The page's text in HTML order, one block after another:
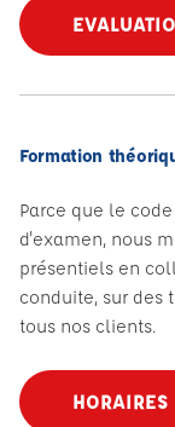
Formation
Parce que le
d'examen, nous
présentiels en
conduite, sur des
tous nos clients.